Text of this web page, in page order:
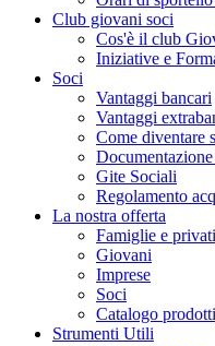
Club giovani soci
Cos'è il club
Iniziative e
Soci
Vantaggi bancari
Vantaggi
Come diventare
Gite Sociali
Regolamento
La nostra offerta
Famiglie e privati
Giovani
Imprese
Soci
Catalogo prodotti
Strumenti Utili